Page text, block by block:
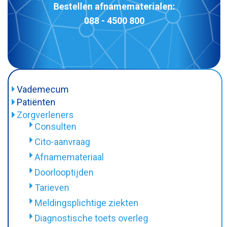
Bestellen afnamematerialen:
088 - 4500 800
Vademecum
Patiënten
Onderzoeken
Behandeling
Zelftest
Tarieven
Doorlooptijden
Materiaal inleveren en bloedprikken
Privacy
Afname-instructies
Zorgverleners
Consulten
Cito-aanvraag
Afnamemateriaal
Doorlooptijden
Tarieven
Meldingsplichtige ziekten
Diagnostische toets overleg